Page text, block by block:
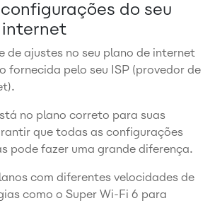
do seu
internet
de ajustes no seu plano de internet
fornecida pelo seu ISP (provedor de
no plano correto para suas
que todas as configurações
pode fazer uma grande diferença.
com diferentes velocidades de
como o Super Wi-Fi 6 para